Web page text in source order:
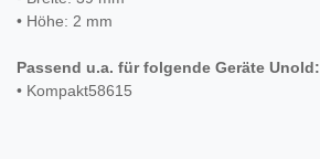
• Höhe: 2 mm
Passend u.a. für folgende Geräte Unold:
• Kompakt58615